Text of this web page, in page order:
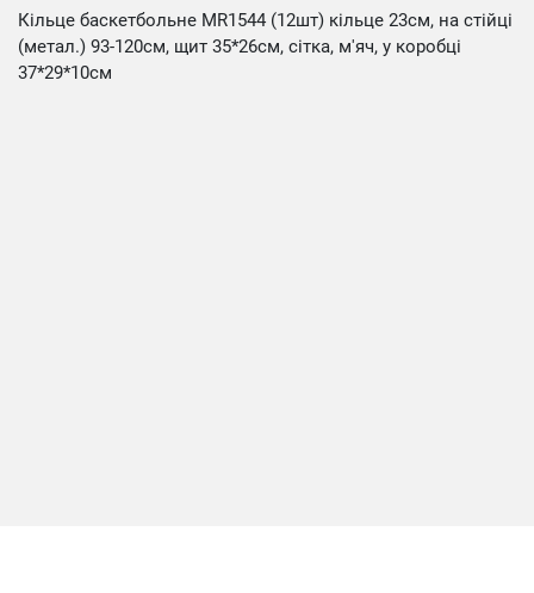
Кільце баскетбольне MR1544 (12шт) кільце 23см, на стійці
(метал.) 93-120см, щит 35*26см, сітка, м'яч, у коробці
37*29*10см